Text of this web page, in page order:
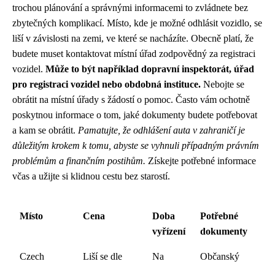
trochou plánování a správnými informacemi to zvládnete bez
zbytečných komplikací. Místo, kde je možné odhlásit vozidlo, se
liší v závislosti na zemi, ve které se nacházíte. Obecně platí, že
budete muset kontaktovat místní úřad zodpovědný za registraci
vozidel. Může to být například dopravní inspektorát, úřad
pro registraci vozidel nebo obdobná instituce. Nebojte se
obrátit na místní úřady s žádostí o pomoc. Často vám ochotně
poskytnou informace o tom, jaké dokumenty budete potřebovat
a kam se obrátit. Pamatujte, že odhlášení auta v zahraničí je
důležitým krokem k tomu, abyste se vyhnuli případným právním
problémům a finančním postihům. Získejte potřebné informace
včas a užijte si klidnou cestu bez starostí.
Místo Cena
Doba
vyřízení
Potřebné
dokumenty
Czech
Liší se dle
Na
Občanský